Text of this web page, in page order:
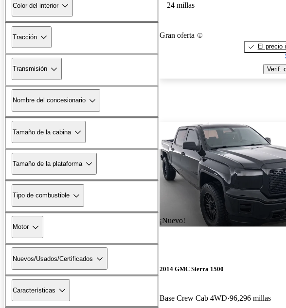
Color del interior
Tracción
Transmisión
Nombre del concesionario
Tamaño de la cabina
Tamaño de la plataforma
Tipo de combustible
Motor
Nuevos/Usados/Certificados
Características
24 millas
Gran oferta
El precio
Verif.
¡Nuevo!
2014 GMC Sierra 1500
Base Crew Cab 4WD 96,296 millas